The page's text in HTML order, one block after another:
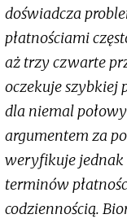
doświadcza
płatnościami
aż trzy czwarte
oczekuje szybkiej
dla niemal
argumentem za
weryfikuje jednak
terminów
codziennością.